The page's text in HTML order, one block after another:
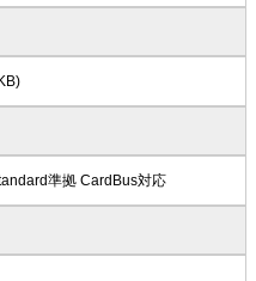
準拠 CardBus対応